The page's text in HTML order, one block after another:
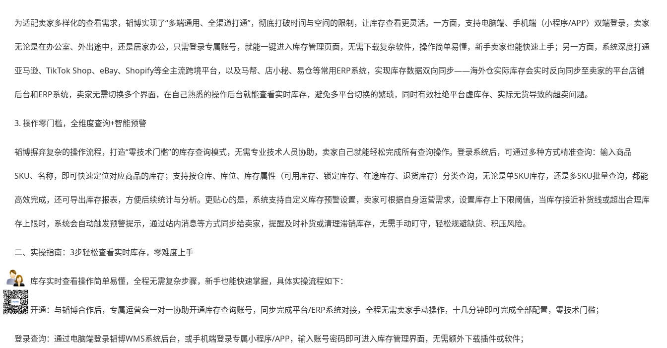
为适配卖家多样化的查看需求，韬博实现了“多端通用、全渠道打通”，彻底打破时间与空间的限制，让库存查看更灵活。一方面，支持电脑端、手机端（小程序/APP）双端登录，卖家
无论是在办公室、外出途中，还是居家办公，只需登录专属账号，就能一键进入库存管理页面，无需下载复杂软件，操作简单易懂，新手卖家也能快速上手；另一方面，系统深度打通
亚马逊、TikTok Shop、eBay、Shopify等全主流跨境平台，以及马帮、店小秘、易仓等常用ERP系统，实现库存数据双向同步——海外仓实际库存会实时反向同步至卖家的平台店铺
后台和ERP系统，卖家无需切换多个界面，在自己熟悉的操作后台就能查看实时库存，避免多平台切换的繁琐，同时有效杜绝平台虚库存、实际无货导致的超卖问题。
3. 操作零门槛，全维度查询+智能预警
韬博摒弃复杂的操作流程，打造“零技术门槛”的库存查询模式，无需专业技术人员协助，卖家自己就能轻松完成所有查询操作。登录系统后，可通过多种方式精准查询：输入商品
SKU、名称，即可快速定位对应商品的库存；支持按仓库、库位、库存属性（可用库存、锁定库存、在途库存、退货库存）分类查询，无论是单SKU库存，还是多SKU批量查询，都能
高效完成，还可导出库存报表，方便后续统计与分析。更贴心的是，系统支持自定义库存预警设置，卖家可根据自身运营需求，设置库存上下限阈值，当库存接近补货线或超出合理库
存上限时，系统会自动触发预警提示，通过站内消息等方式同步给卖家，提醒及时补货或清理滞销库存，无需手动盯守，轻松规避缺货、积压风险。
二、实操指南：3步轻松查看实时库存，零难度上手
韬博库存实时查看操作简单易懂，全程无需复杂步骤，新手也能快速掌握，具体实操流程如下：
账号开通：与韬博合作后，专属运营会一对一协助开通库存查询账号，同步完成平台/ERP系统对接，全程无需卖家手动操作，十几分钟即可完成全部配置，零技术门槛；
登录查询：通过电脑端登录韬博WMS系统后台，或手机端登录专属小程序/APP，输入账号密码即可进入库存管理界面，无需额外下载插件或软件；